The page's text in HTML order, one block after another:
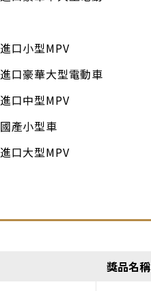
口小型MPV
口豪華大型電動車
口中型MPV
產小型車
口大型MPV
獎品名稱